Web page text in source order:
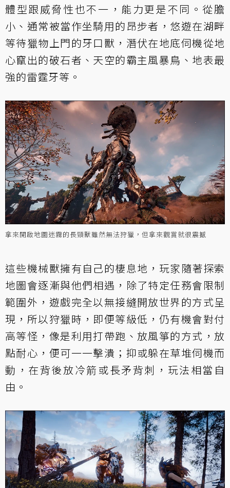
體型跟威脅性也不一，能力更是不同。從膽
小、通常被當作坐騎用的昂步者，悠遊在湖畔
等待獵物上門的牙口獸，潛伏在地底伺機從地
心竄出的破石者、天空的霸主風暴鳥、地表最
強的雷霆牙等。
拿來開啟地圖迷霧的長頸獸雖然無法狩獵，但拿來觀賞就很震撼
這些機械獸擁有自己的棲息地，玩家隨著探索
地圖會逐漸與他們相遇，除了特定任務會限制
範圍外，遊戲完全以無接縫開放世界的方式呈
現，所以狩獵時，即便等級低，仍有機會對付
高等怪，像是利用打帶跑、放風箏的方式，放
點耐心，便可一一擊潰；抑或躲在草堆伺機而
動，在背後放冷箭或長矛背刺，玩法相當自
由。